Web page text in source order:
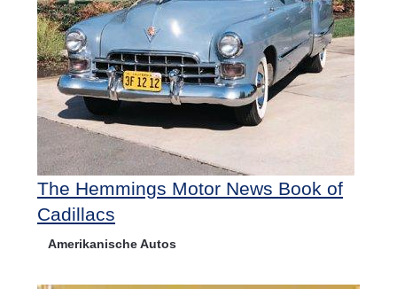
The Hemmings Motor News Book of
Cadillacs
Amerikanische Autos